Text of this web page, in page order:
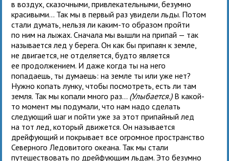
в воздух, сказочными, привлекательными, безумно
красивыми... Так мы в первый раз увидели льды. Потом
стали думать, нельзя ли каким-то образом пройти
по ним на лыжах. Сначала мы вышли на припай — так
называется лед у берега. Он как бы припаян к земле,
не двигается, не отделяется, будто является
ее продолжением. И даже когда ты на него
попадаешь, ты думаешь: на земле ты или уже нет?
Нужно копать лунку, чтобы посмотреть, есть ли там
земля. Так мы копали много раз... (Улыбается.)В какой-
то момент мы подумали, что нам надо сделать
следующий шаг и пойти уже за этот припайный лед
на тот лед, который движется. Он называется
дрейфующий и покрывает все огромное пространство
Северного Ледовитого океана. Так мы стали
путешествовать по дрейфующим льдам. Это безумно